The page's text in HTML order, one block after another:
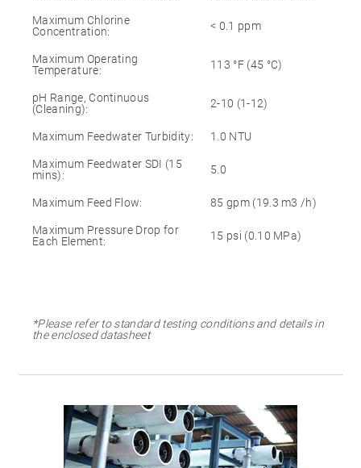
Maximum Chlorine
Concentration:
< 0.1 ppm
Maximum Operating
Temperature:
113 °F (45 °C)
pH Range, Continuous
(Cleaning):
2-10 (1-12)
Maximum Feedwater Turbidity: 1.0 NTU
Maximum Feedwater SDI (15
mins):
5.0
Maximum Feed Flow: 85 gpm (19.3 m3 /h)
Maximum Pressure Drop for
Each Element:
15 psi (0.10 MPa)
*Please refer to standard testing conditions and details in
the enclosed datasheet